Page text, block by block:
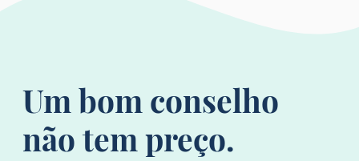
Um bom conselho
não tem preço.